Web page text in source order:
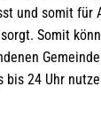
und somit für
Somit
24 Uhr